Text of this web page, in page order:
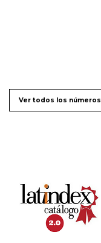
Ver todos los números